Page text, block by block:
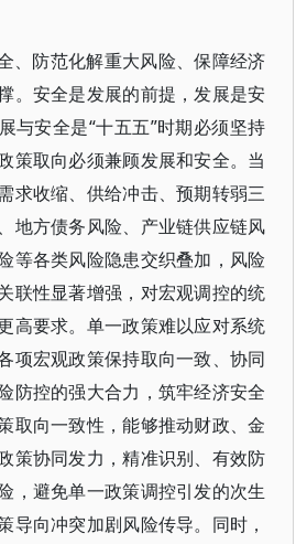
、防范化解重大风险、保障经济
。安全是发展的前提，发展是安
与安全是“十五五”时期必须坚持
策取向必须兼顾发展和安全。当
求收缩、供给冲击、预期转弱三
地方债务风险、产业链供应链风
等各类风险隐患交织叠加，风险
联性显著增强，对宏观调控的统
高要求。单一政策难以应对系统
项宏观政策保持取向一致、协同
防控的强大合力，筑牢经济安全
取向一致性，能够推动财政、金
策协同发力，精准识别、有效防
，避免单一政策调控引发的次生
导向冲突加剧风险传导。同时，